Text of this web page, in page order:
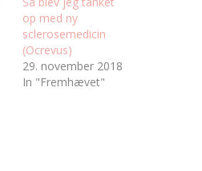
op med ny
sclerosemedicin
(Ocrevus)
29. november 2018
In "Fremhævet"